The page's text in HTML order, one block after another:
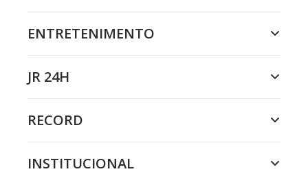
ENTRETENIMENTO
JR 24H
RECORD
INSTITUCIONAL